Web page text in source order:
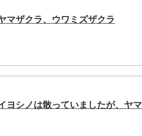
ザクラ、ウワミズザクラ
シノは散っていましたが、ヤマ